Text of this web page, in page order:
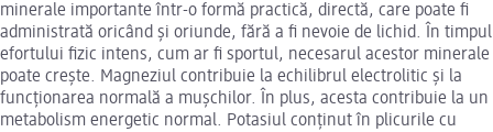
minerale importante într-o formă practică, directă, care poate fi
administrată oricând și oriunde, fără a fi nevoie de lichid. În timpul
efortului fizic intens, cum ar fi sportul, necesarul acestor minerale
poate crește. Magneziul contribuie la echilibrul electrolitic și la
funcționarea normală a mușchilor. În plus, acesta contribuie la un
metabolism energetic normal. Potasiul conținut în plicurile cu